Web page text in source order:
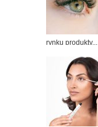
rynku produkty...